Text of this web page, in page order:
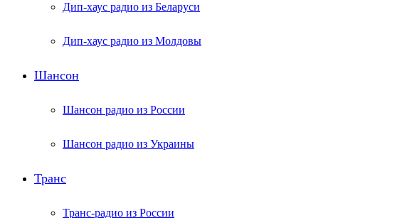
Дип-хаус радио из Беларуси
Дип-хаус радио из Молдовы
Шансон
Шансон радио из России
Шансон радио из Украины
Транс
Транс-радио из России